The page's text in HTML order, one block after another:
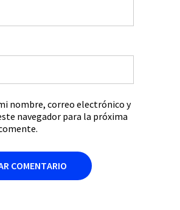
nombre, correo electrónico y
navegador para la próxima